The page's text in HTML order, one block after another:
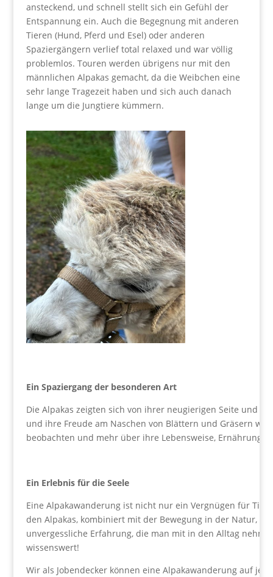
ansteckend, und schnell stellt sich ein Gefühl der
Entspannung ein. Auch die Begegnung mit anderen
Tieren (Hund, Pferd und Esel) oder anderen
Spaziergängern verlief total relaxed und war völlig
problemlos. Touren werden übrigens nur mit den
männlichen Alpakas gemacht, da die Weibchen eine
sehr lange Tragezeit haben und sich auch danach
lange um die Jungtiere kümmern.
Ein Spaziergang der besonderen Art
Die Alpakas zeigten sich von ihrer neugierigen Seite und
und ihre Freude am Naschen von Blättern und Gräsern
beobachten und mehr über ihre Lebensweise, Ernährung
Ein Erlebnis für die Seele
Eine Alpakawanderung ist nicht nur ein Vergnügen für
den Alpakas, kombiniert mit der Bewegung in der Natur,
unvergessliche Erfahrung, die man mit in den Alltag
wissenswert!
Wir als Jobendecker können eine Alpakawanderung auf